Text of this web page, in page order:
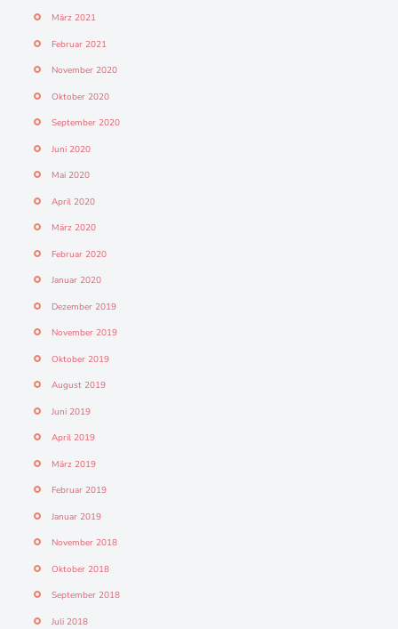
März 2021
Februar 2021
November 2020
Oktober 2020
September 2020
Juni 2020
Mai 2020
April 2020
März 2020
Februar 2020
Januar 2020
Dezember 2019
November 2019
Oktober 2019
August 2019
Juni 2019
April 2019
März 2019
Februar 2019
Januar 2019
November 2018
Oktober 2018
September 2018
Juli 2018